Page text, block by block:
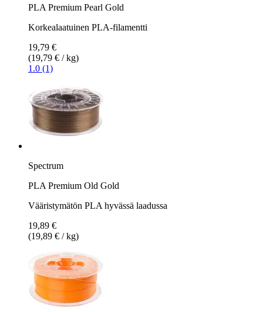
PLA Premium Pearl Gold
Korkealaatuinen PLA-filamentti
19,79 €
(19,79 € / kg)
1.0 (1)
Spectrum
PLA Premium Old Gold
Vääristymätön PLA hyvässä laadussa
19,89 €
(19,89 € / kg)